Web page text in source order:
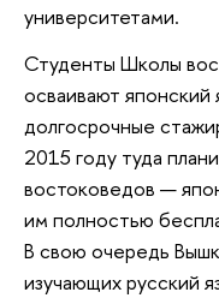
университетами.
Студенты Школы
осваивают японский
долгосрочные
2015 году туда
востоковедов —
им полностью
В свою очередь
изучающих русский